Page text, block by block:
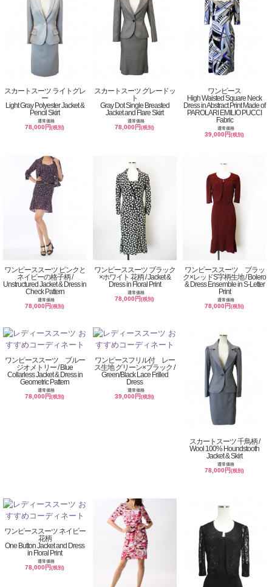
スカートスーツ ライトグレ
ー
Light Gray Polyester Jacket &
Pencil Skirt
通常価格
78,000円(税別)
スカートスーツ グレードッ
ト
Gray Dot Single Breasted
Jacket and Flare Skirt
通常価格
78,000円(税別)
ワンピース
High Waisted Square Neck
Dress in Abstract Print Made of
PAROLARI EMILIO PUCCI
Fabric
通常価格
39,000円(税別)
ワンピーススーツ ピンクと
ネイビーの格子柄 /
Unstructured Jacket & Dress in
Check Pattern
通常価格
78,000円(税別)
ワンピーススーツ ブラック
×ホワイト 花柄 / Jacket &
Dress in Floral Print
通常価格
78,000円(税別)
ワンピーススーツ ブラッ
ク×レッドS字柄生地 / Bolero
& Dress Ensemble in S-Letter
Print
通常価格
78,000円(税別)
ワンピーススーツ ブルー
ジオメトリー / Blue
Collarless Jacket & Dress in
Geometric Pattern
通常価格
78,000円(税別)
ワンピースフリル付 レー
ス生地 グリーン×ブラック /
Green/Black Lace Frilled
Dress
通常価格
39,000円(税別)
スカートスーツ 千鳥柄 /
Wool 100% Houndstooth
Jacket & Skirt
通常価格
78,000円(税別)
ワンピーススーツ ネイビー
花柄
One Button Jacket and Dress
in Floral Print
通常価格
78,000円(税別)